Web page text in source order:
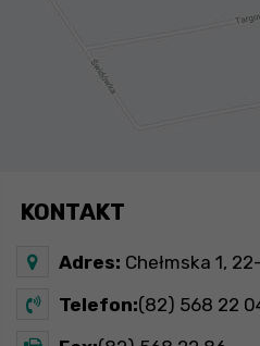
KONTAKT
Adres: Chełmska 1,
Telefon:(82) 568 22